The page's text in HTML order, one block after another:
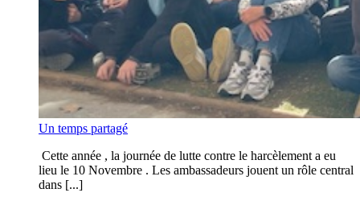
Un temps partagé
Cette année , la journée de lutte contre le harcèlement a eu
lieu le 10 Novembre . Les ambassadeurs jouent un rôle central
dans [...]